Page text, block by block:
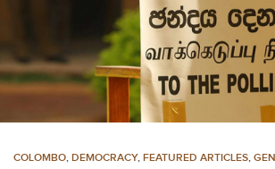
o
n
t
e
COLOMBO, DEMOCRACY, FEATURED ARTICLES,